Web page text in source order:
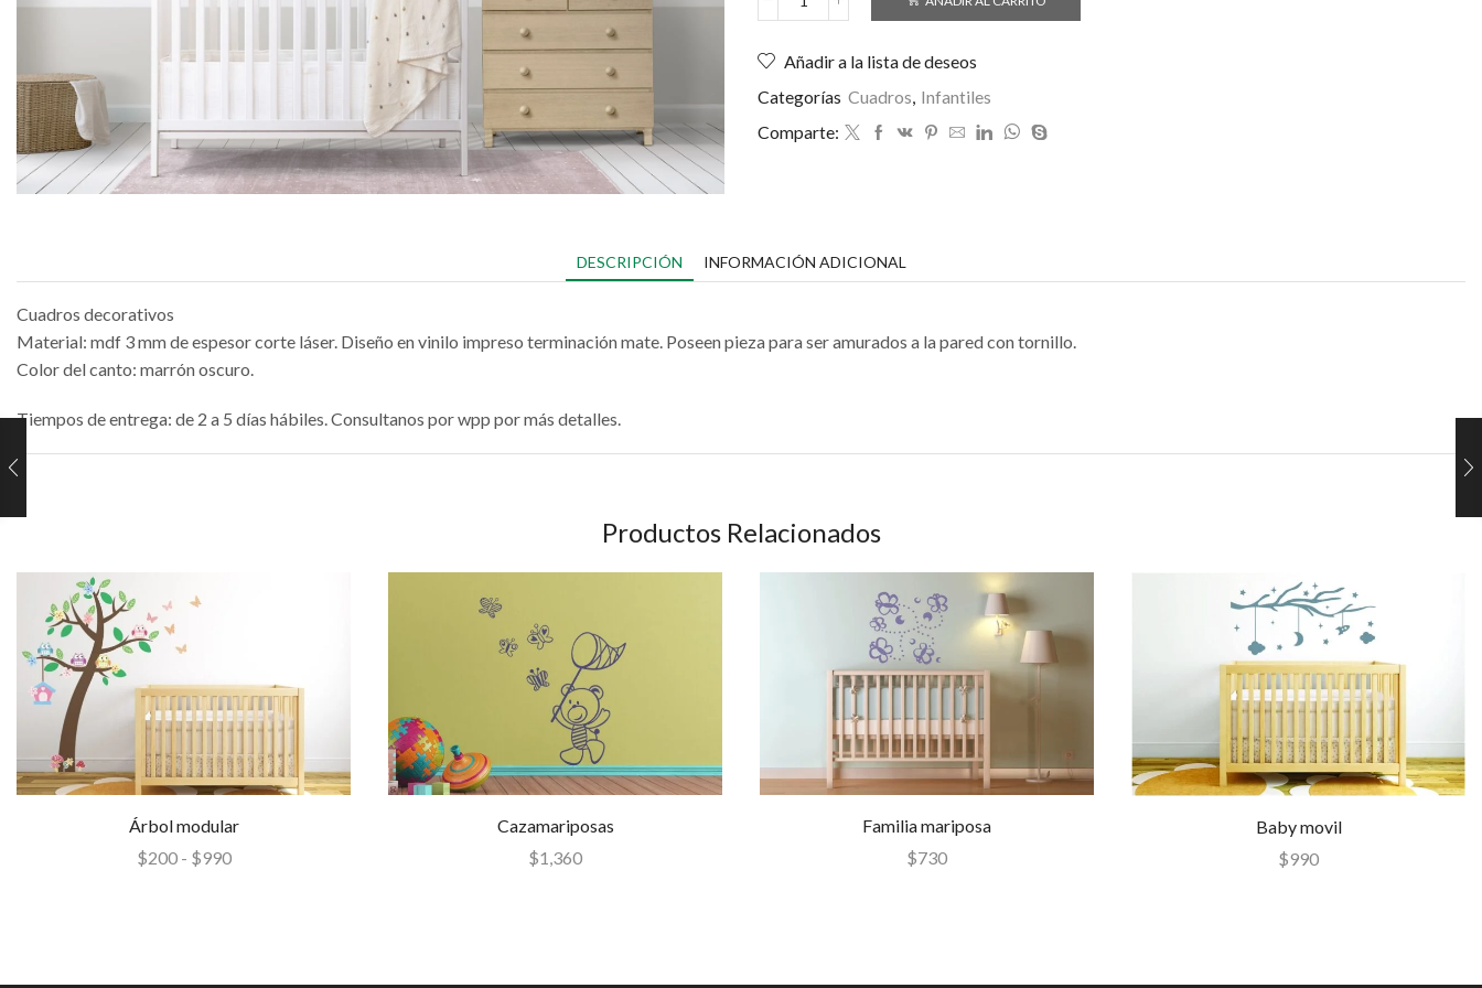
Añadir a la lista de deseos
Categorías Cuadros, Infantiles
Comparte:
DESCRIPCIÓN INFORMACIÓN ADICIONAL
Cuadros decorativos
Material: mdf 3 mm de espesor corte láser. Diseño en vinilo impreso terminación mate. Poseen pieza para ser amurados a la pared con tornillo.
Color del canto: marrón oscuro.
Tiempos de entrega: de 2 a 5 días hábiles. Consultanos por wpp por más detalles.
Productos Relacionados
Árbol modular
$200 - $990
Cazamariposas
$1,360
Familia mariposa
$730
Baby movil
$990